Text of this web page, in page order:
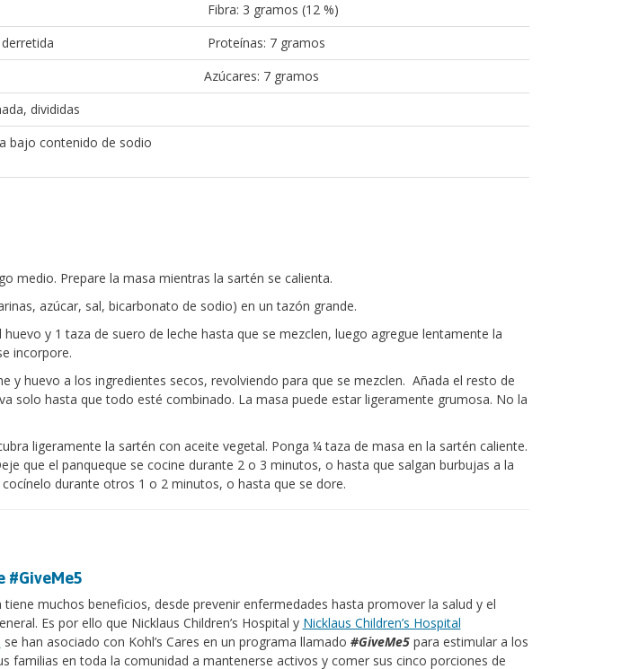
Fibra: 3 gramos (12 %)
Proteínas: 7 gramos
Azúcares: 7 gramos
divididas
bajo contenido de sodio
medio. Prepare la masa mientras la sartén se calienta.
azúcar, sal, bicarbonato de sodio) en un tazón grande.
y 1 taza de suero de leche hasta que se mezclen, luego agregue lentamente la
incorpore.
y huevo a los ingredientes secos, revolviendo para que se mezclen. Añada el resto de
solo hasta que todo esté combinado. La masa puede estar ligeramente grumosa. No la
ligeramente la sartén con aceite vegetal. Ponga ¼ taza de masa en la sartén caliente.
que el panqueque se cocine durante 2 o 3 minutos, o hasta que salgan burbujas a la
durante otros 1 o 2 minutos, o hasta que se dore.
#GiveMe5
tiene muchos beneficios, desde prevenir enfermedades hasta promover la salud y el
Es por ello que Nicklaus Children’s Hospital y Nicklaus Children’s Hospital
se han asociado con Kohl’s Cares en un programa llamado #GiveMe5para estimular a los
familias en toda la comunidad a mantenerse activos y comer sus cinco porciones de